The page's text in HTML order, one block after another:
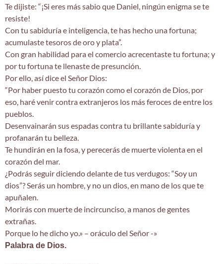
Te dijiste: “¡Si eres más sabio que Daniel, ningún enigma se te
resiste!
Con tu sabiduría e inteligencia, te has hecho una fortuna;
acumulaste tesoros de oro y plata”.
Con gran habilidad para el comercio acrecentaste tu fortuna; y
por tu fortuna te llenaste de presunción.
Por ello, así dice el Señor Dios:
“Por haber puesto tu corazón como el corazón de Dios, por
eso, haré venir contra extranjeros los más feroces de entre los
pueblos.
Desenvainarán sus espadas contra tu brillante sabiduría y
profanarán tu belleza.
Te hundirán en la fosa, y perecerás de muerte violenta en el
corazón del mar.
¿Podrás seguir diciendo delante de tus verdugos: “Soy un
dios”? Serás un hombre, y no un dios, en mano de los que te
apuñalen.
Morirás con muerte de incircunciso, a manos de gentes
extrañas.
Porque lo he dicho yo.» – oráculo del Señor -»
Palabra de Dios.